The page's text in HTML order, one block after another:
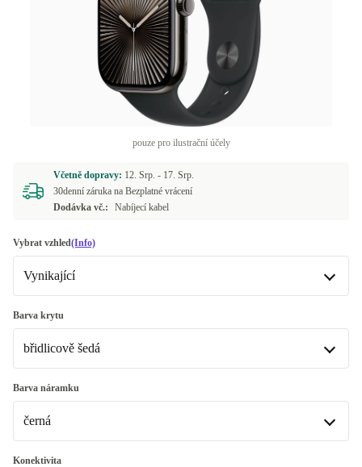
pouze pro ilustrační účely
Včetně dopravy: 12. Srp. - 17. Srp.
30denní záruka na Bezplatné vrácení
Dodávka vč.:
Nabíjecí kabel
Vybrat vzhled(Info)
Vynikající
Vynikající
Premium +1 250 Kč
Barva krytu
břidlicově šedá
břidlicově šedá
K dispozici v jiné konfiguraci
přírodní
Barva náramku
černá
černá
Konektivita